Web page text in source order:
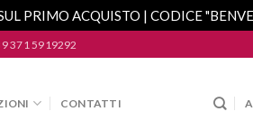
PRIMO ACQUISTO | CODICE
371 5919292
CONTATTI